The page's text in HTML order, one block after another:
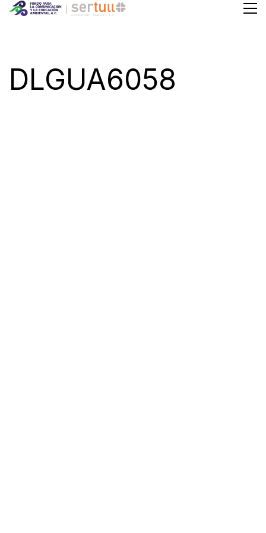
DLGUA6058